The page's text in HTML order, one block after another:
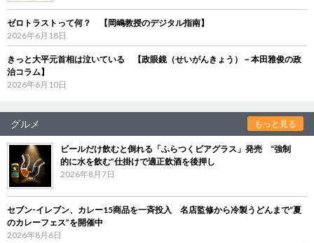
ゼロトラストって何？ 【岡嶋教授のデジタル指南】
2026年6月18日
きっと大平元首相は泣いている 【政眼鏡（せいがんきょう）－本田雅俊の政
治コラム】
2026年6月10日
グルメ もっと見る
ビールだけ飲むと倒れる「ふらつくビアグラス」発売 “強制
的に水を飲む”仕掛けで適正飲酒を後押し
2026年8月7日
セブン‐イレブン、カレー15商品を一斉投入 名店監修から冷製うどんまで“夏
のカレーフェス”を開催中
2026年8月6日